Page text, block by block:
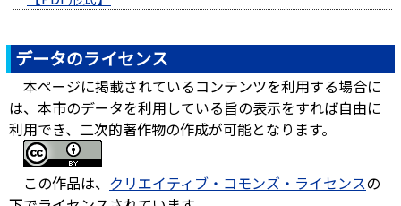
データのライセンス
本ページに掲載されているコンテンツを利用する場合に
は、本市のデータを利用している旨の表示をすれば自由に
利用でき、二次的著作物の作成が可能となります。
この作品は、 クリエイティブ・コモンズ・ライセンスの